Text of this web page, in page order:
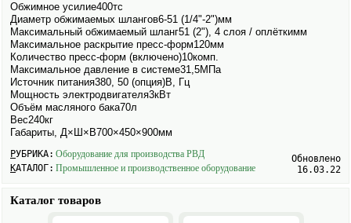
Обжимное усилие400тс
Диаметр обжимаемых шлангов6-51 (1/4"-2")мм
Максимальный обжимаемый шланг51 (2"), 4 слоя / оплёткимм
Максимальное раскрытие пресс-форм120мм
Количество пресс-форм (включено)10комп.
Максимальное давление в системе31,5МПа
Источник питания380, 50 (опция)В, Гц
Мощность электро­двигателя3кВт
Объём масляного бака70л
Вес240кг
Габариты, Д×Ш×В700×450×900мм
РУБРИКА: Обору­дование для производства РВД
Обновлено
16.03.22
КАТАЛОГ: Промышленное и производственное обору­дование
Каталог товаров